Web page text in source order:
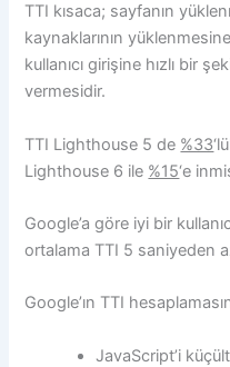
TTI kısaca; sayfanın
kaynaklarının
kullanıcı girişine hızlı bir
vermesidir.
TTI Lighthouse 5 de %33
Lighthouse 6 ile %15‘e
Google’a göre iyi bir
ortalama TTI 5 saniyeden
Google’ın TTI
JavaScript’i